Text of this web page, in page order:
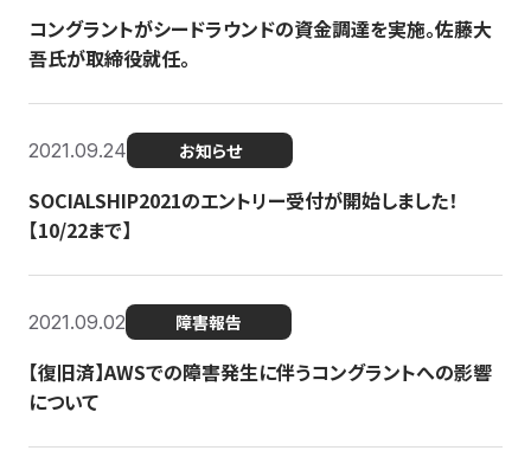
コングラントがシードラウンドの資金調達を実施。佐藤大
吾氏が取締役就任。
2021.09.24 お知らせ
SOCIALSHIP2021のエントリー受付が開始しました！
【10/22まで】
2021.09.02 障害報告
【復旧済】AWSでの障害発生に伴うコングラントへの影響
について